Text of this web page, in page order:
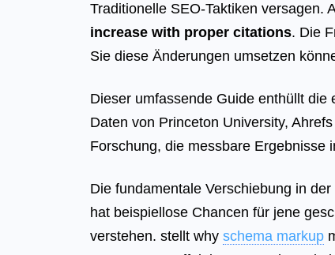
Traditionelle SEO-Taktiken versagen.
increase with proper citations. Die
Sie diese Änderungen umsetzen
Dieser umfassende Guide enthüllt die
Daten von Princeton University,
Forschung, die messbare Ergebnisse
Die fundamentale Verschiebung in
hat beispiellose Chancen für jene
verstehen. stellt why schema markup